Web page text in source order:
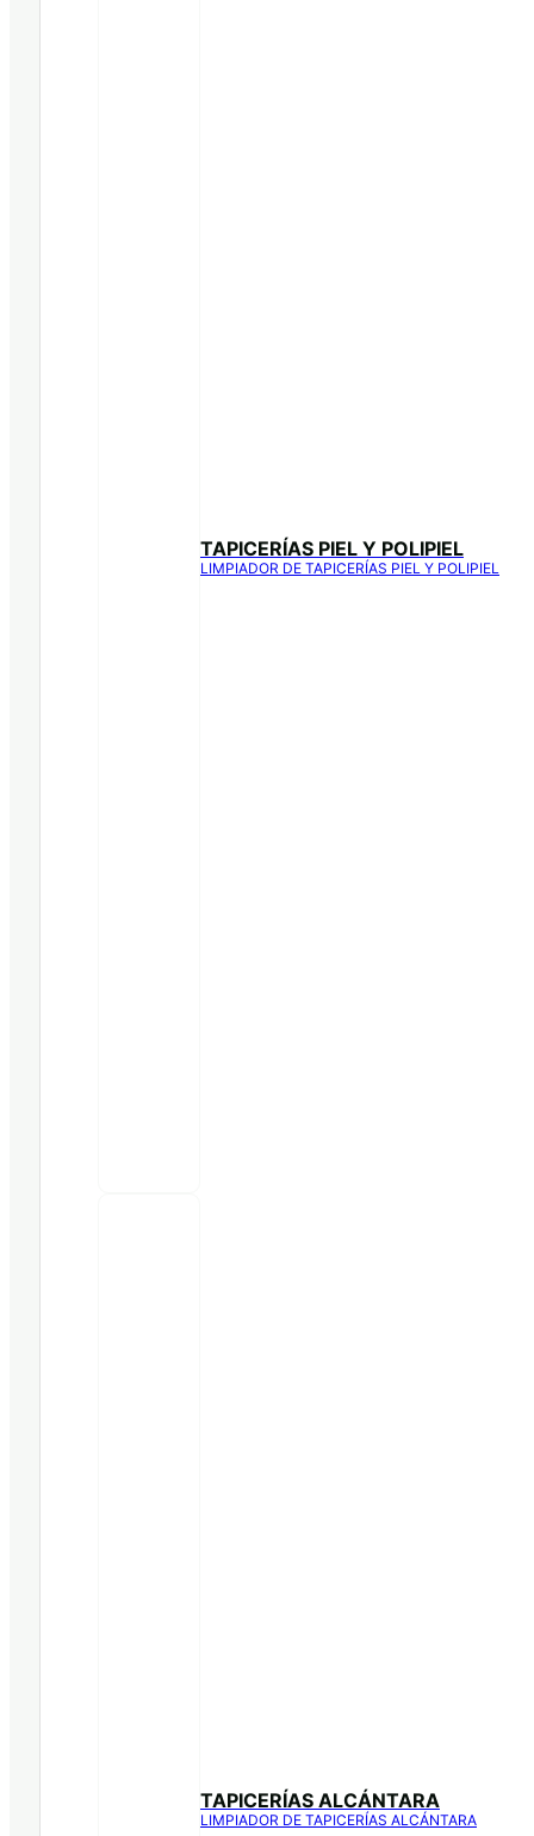
TAPICERÍAS PIEL Y POLIPIEL
LIMPIADOR DE TAPICERÍAS PIEL Y POLIPIEL
TAPICERÍAS ALCÁNTARA
LIMPIADOR DE TAPICERÍAS ALCÁNTARA